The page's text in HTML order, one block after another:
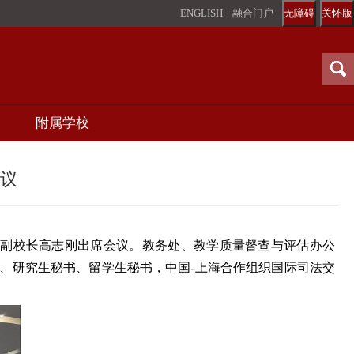
关怀版
无障碍
ENGLISH 融合门户
附属学校
校长高志刚出席会议。教务处、教学质量督查与评估办公
研究生秘书、留学生秘书，中国-上海合作组织国际司法交